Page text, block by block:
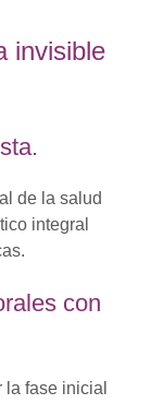
invisible
de la salud
integral
con
fase inicial